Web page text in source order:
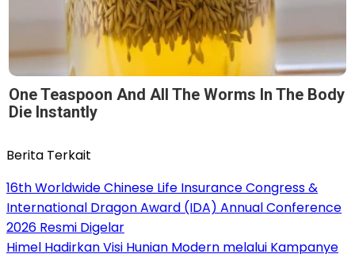
One Teaspoon And All The Worms In The Body
Die Instantly
Berita Terkait
16th Worldwide Chinese Life Insurance Congress &
International Dragon Award (IDA) Annual Conference
2026 Resmi Digelar
Himel Hadirkan Visi Hunian Modern melalui Kampanye